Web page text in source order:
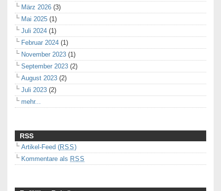
März 2026 (3)
Mai 2025 (1)
Juli 2024 (1)
Februar 2024 (1)
November 2023 (1)
September 2023 (2)
August 2023 (2)
Juli 2023 (2)
mehr...
RSS
Artikel-Feed (RSS)
Kommentare als RSS